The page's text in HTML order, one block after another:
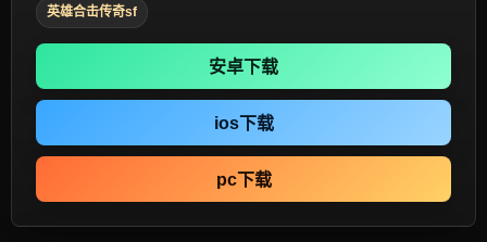
英雄合击传奇sf
安卓下载
ios下载
pc下载